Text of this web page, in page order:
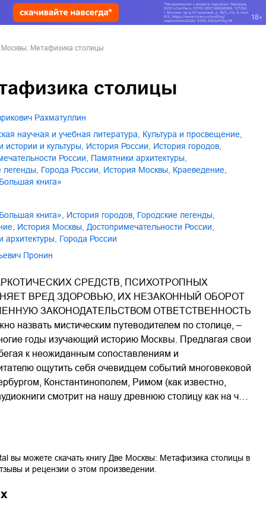
Москвы: Метафизика столицы
столицы
Рахматуллин
научная и учебная литература культура и просвещение
истории и культуры
история России история городов
России
памятники архитектуры
легенды
города России история Москвы краеведение
книга»
книга» история городов городские легенды
история Москвы достопримечательности России
архитектуры
города России
Пронин
СРЕДСТВ, ПСИХОТРОПНЫХ
ВРЕД ЗДОРОВЬЮ, ИХ НЕЗАКОННЫЙ ОБОРОТ
ЗАКОНОДАТЕЛЬСТВОМ ОТВЕТСТВЕННОСТЬ
назвать мистическим путеводителем по столице, –
годы изучающий историю Москвы. Предлагая свои
к неожиданным сопоставлениям и
ощутить себя очевидцем событий многовековой
Константинополем, Римом (как известно,
смотрит на нашу древнюю столицу как на ч…
вы можете скачать книгу Две Москвы: Метафизика столицы в
и рецензии о этом произведении.